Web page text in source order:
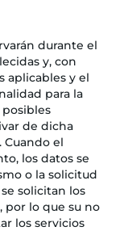
durante el
y, con
aplicables y el
para la
de dicha
el
los datos se
o la solicitud
solicitan los
por lo que su no
los servicios